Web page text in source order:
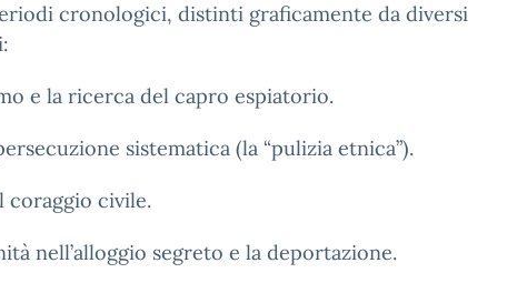
cronologici, distinti graficamente da diversi
e la ricerca del capro espiatorio.
sistematica (la “pulizia etnica”).
coraggio civile.
nell’alloggio segreto e la deportazione.